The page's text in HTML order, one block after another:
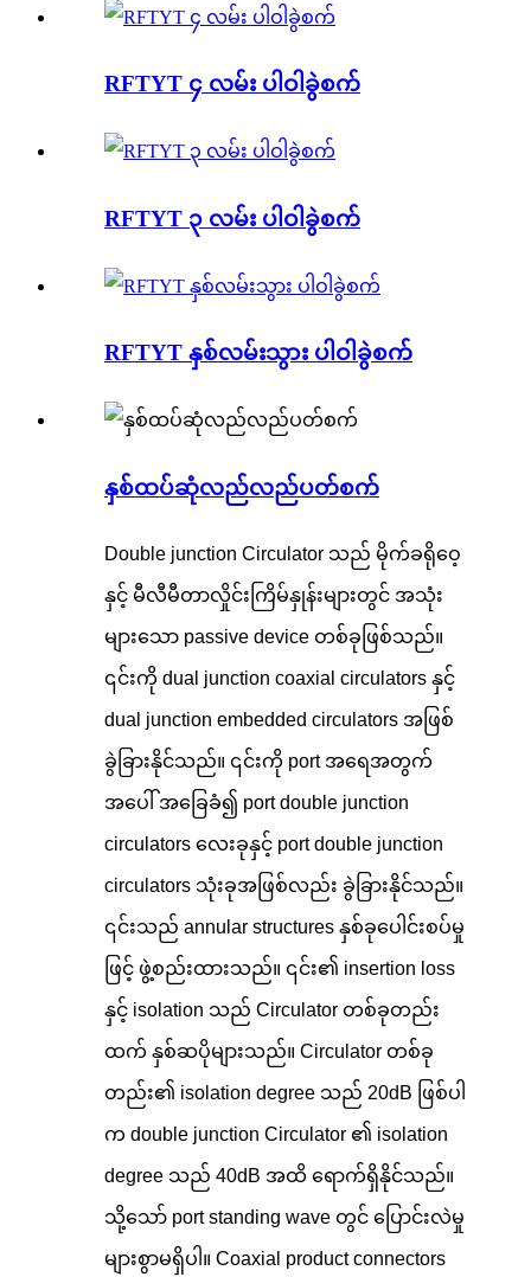
RFTYT ၄ လမ်း ပါဝါခွဲစက်
RFTYT ၃ လမ်း ပါဝါခွဲစက်
RFTYT နှစ်လမ်းသွား ပါဝါခွဲစက်
နှစ်ထပ်ဆုံလည်လည်ပတ်စက်
Double junction Circulator သည် မိုက်ခရိုဝေ့
နှင့် မီလီမီတာလှိုင်းကြိမ်နှုန်းများတွင် အသုံး
များသော passive device တစ်ခုဖြစ်သည်။
၎င်းကို dual junction coaxial circulators နှင့်
dual junction embedded circulators အဖြစ်
ခွဲခြားနိုင်သည်။ ၎င်းကို port အရေအတွက်
အပေါ် အခြေခံ၍ port double junction
circulators လေးခုနှင့် port double junction
circulators သုံးခုအဖြစ်လည်း ခွဲခြားနိုင်သည်။
၎င်းသည် annular structures နှစ်ခုပေါင်းစပ်မှု
ဖြင့် ဖွဲ့စည်းထားသည်။ ၎င်း၏ insertion loss
နှင့် isolation သည် Circulator တစ်ခုတည်း
ထက် နှစ်ဆပိုများသည်။ Circulator တစ်ခု
တည်း၏ isolation degree သည် 20dB ဖြစ်ပါ
က double junction Circulator ၏ isolation
degree သည် 40dB အထိ ရောက်ရှိနိုင်သည်။
သို့သော် port standing wave တွင် ပြောင်းလဲမှု
များစွာမရှိပါ။ Coaxial product connectors